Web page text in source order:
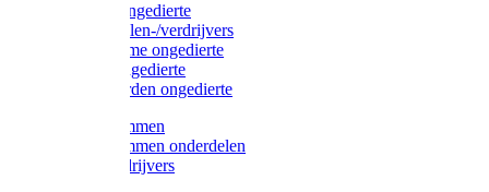
Diversen ongedierte
Insectenvallen-/verdrijvers
Protect Home ongedierte
Solabiol ongedierte
Protect Garden ongedierte
Mollenklemmen
Mollenklemmen onderdelen
Mollenverdrijvers